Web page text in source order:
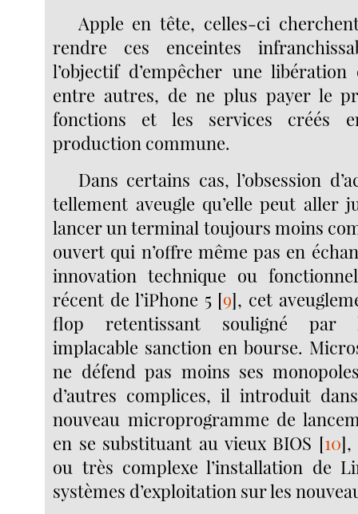
Apple en tête, celles-ci
rendre ces enceintes
l’objectif d’empêcher une
entre autres, de ne plus payer le
fonctions et les services créés
production commune.
Dans certains cas, l’obsession
tellement aveugle qu’elle peut aller
lancer un terminal toujours moins
ouvert qui n’offre même pas en
innovation technique ou
récent de l’iPhone 5[9], cet
flop retentissant souligné par
implacable sanction en bourse.
ne défend pas moins ses
d’autres complices, il introduit
nouveau microprogramme de
en se substituant au vieux BIOS [10],
ou très complexe l’installation de
systèmes d’exploitation sur les